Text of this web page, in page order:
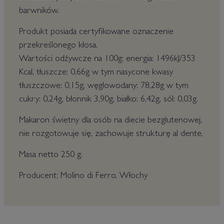
barwników.
Produkt posiada certyfikowane oznaczenie
przekreślonego kłosa.
Wartości odżywcze na 100g: energia: 1496kJ/353
Kcal, tłuszcze: 0,66g w tym nasycone kwasy
tłuszczowe: 0,15g, węglowodany: 78,28g w tym
cukry: 0,24g, błonnik 3,90g, białko: 6,42g, sól: 0,03g.
Makaron świetny dla osób na diecie bezglutenowej,
nie rozgotowuje się, zachowuje strukturę al dente,
Masa netto 250 g.
Producent: Molino di Ferro, Włochy